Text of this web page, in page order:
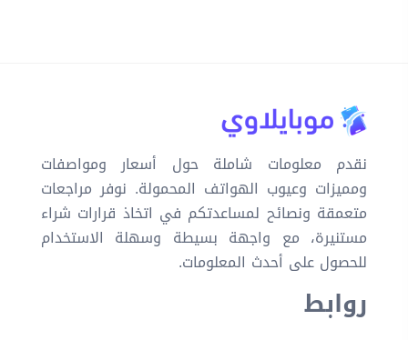
نقدم معلومات شاملة حول أسعار ومواصفات
ومميزات وعيوب الهواتف المحمولة. نوفر مراجعات
متعمقة ونصائح لمساعدتكم في اتخاذ قرارات شراء
مستنيرة، مع واجهة بسيطة وسهلة الاستخدام
للحصول على أحدث المعلومات.
روابط